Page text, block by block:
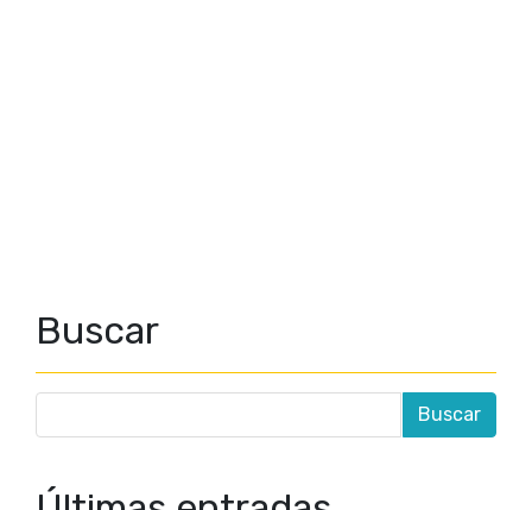
Buscar